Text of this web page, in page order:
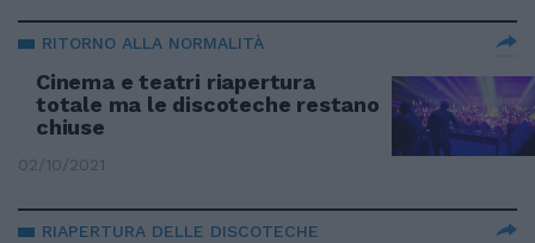
RITORNO ALLA NORMALITÀ
Cinema e teatri riapertura
totale ma le discoteche restano
chiuse
02/10/2021
RIAPERTURA DELLE DISCOTECHE